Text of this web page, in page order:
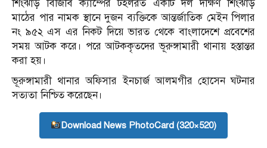
শিংঝাড় বিজিবি ক্যাম্পের টহলরত একটি দল দক্ষিণ শিংঝাড়
মাঠের পার নামক স্থানে দুজন ব্যক্তিকে আন্তর্জাতিক মেইন পিলার
নং ৯৫২ এস এর নিকট দিয়ে ভারত থেকে বাংলাদেশে প্রবেশের
সময় আটক করে। পরে আটককৃতদের ভূরুঙ্গামারী থানায় হস্তান্তর
করা হয়।
ভূরুঙ্গামারী থানার অফিসার ইনচার্জ আলমগীর হোসেন ঘটনার
সত্যতা নিশ্চিত করেছেন।
Download News PhotoCard (320×520)